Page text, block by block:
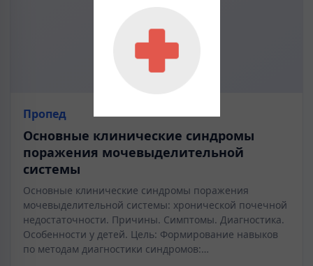
Пропед
Основные клинические синдромы
поражения мочевыделительной
системы
Основные клинические синдромы поражения
мочевыделительной системы: хронической почечной
недостаточности. Причины. Симптомы. Диагностика.
Особенности у детей. Цель: Формирование навыков
по методам диагностики синдромов:…